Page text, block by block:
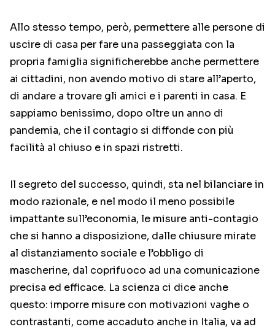
Allo stesso tempo, però, permettere alle persone di
uscire di casa per fare una passeggiata con la
propria famiglia significherebbe anche permettere
ai cittadini, non avendo motivo di stare all’aperto,
di andare a trovare gli amici e i parenti in casa. E
sappiamo benissimo, dopo oltre un anno di
pandemia, che il contagio si diffonde con più
facilità al chiuso e in spazi ristretti.
Il segreto del successo, quindi, sta nel bilanciare in
modo razionale, e nel modo il meno possibile
impattante sull’economia, le misure anti-contagio
che si hanno a disposizione, dalle chiusure mirate
al distanziamento sociale e l’obbligo di
mascherine, dal coprifuoco ad una comunicazione
precisa ed efficace. La scienza ci dice anche
questo: imporre misure con motivazioni vaghe o
contrastanti, come accaduto anche in Italia, va ad